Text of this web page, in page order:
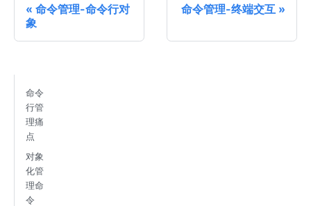
命令管理-命令行对
象
命令管理-终端交互
命令
行管
理痛
点
对象
化管
理命
令